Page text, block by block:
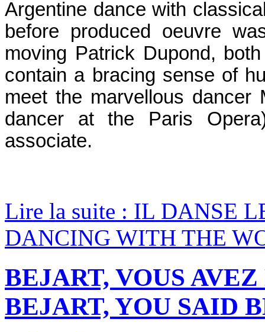
Argentine dance with
before produced oeuvre
moving Patrick Dupond,
contain a bracing sense of
meet the marvellous dancer
dancer at the Paris
associate.
Lire la suite : IL DANSE
DANCING WITH THE
BEJART, VOUS
BEJART, YOU SAID